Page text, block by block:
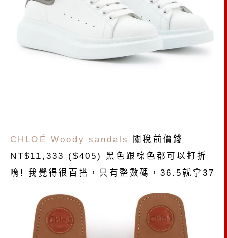
CHLOÉ Woody sandals
關稅前價錢
NT$11,333 ($405) 黑色跟棕色都可以打折
唷! 我覺得很百搭，只有整數碼，36.5就拿37